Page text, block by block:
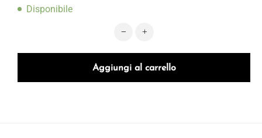
Disponibile
CAVALLOTTO LANGHE FREISA
Aggiungi al carrello